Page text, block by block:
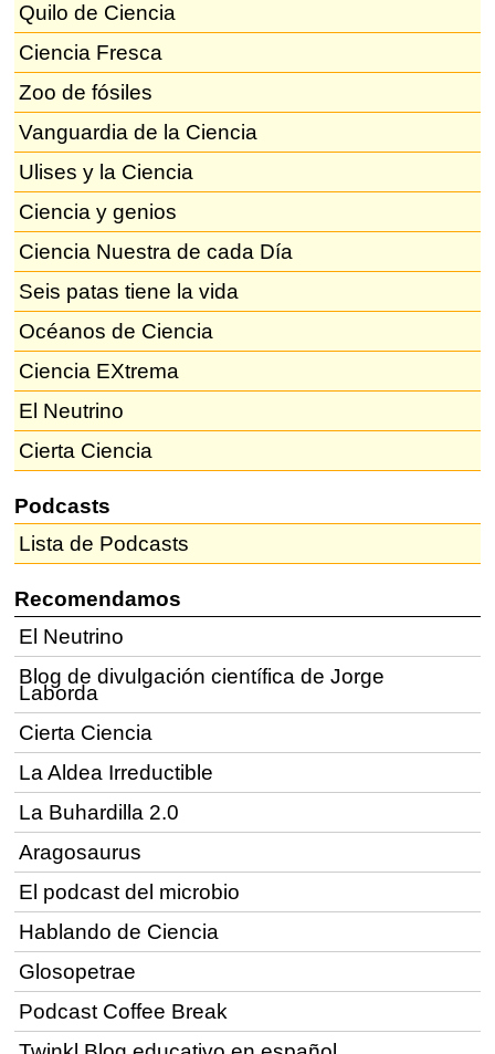
Quilo de Ciencia
Ciencia Fresca
Zoo de fósiles
Vanguardia de la Ciencia
Ulises y la Ciencia
Ciencia y genios
Ciencia Nuestra de cada Día
Seis patas tiene la vida
Océanos de Ciencia
Ciencia EXtrema
El Neutrino
Cierta Ciencia
Podcasts
Lista de Podcasts
Recomendamos
El Neutrino
Blog de divulgación científica de Jorge
Laborda
Cierta Ciencia
La Aldea Irreductible
La Buhardilla 2.0
Aragosaurus
El podcast del microbio
Hablando de Ciencia
Glosopetrae
Podcast Coffee Break